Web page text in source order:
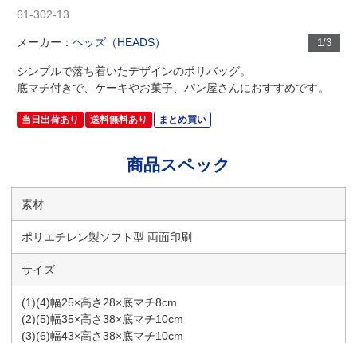
1/3
61-302-13
メーカー：ヘッズ（HEADS）
シンプルで落ち着いたデザインのポリバッグ。
底マチ付きで、ケーキやお菓子、パン屋さんにおすすめです。
当日出荷あり 送料無料あり まとめ買い
商品スペック
素材
ポリエチレン製ソフト型 両面印刷
サイズ
(1)(4)幅25×高さ28×底マチ8cm
(2)(5)幅35×高さ38×底マチ10cm
(3)(6)幅43×高さ38×底マチ10cm